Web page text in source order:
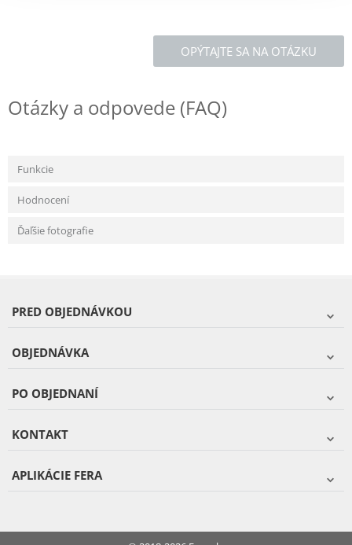
OPÝTAJTE SA NA OTÁZKU
Otázky a odpovede (FAQ)
Funkcie
Hodnocení
Ďaľšie fotografie
PRED OBJEDNÁVKOU
OBJEDNÁVKA
PO OBJEDNANÍ
KONTAKT
APLIKÁCIE FERA